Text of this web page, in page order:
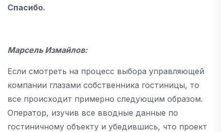
Спасибо.
Марсель Измайлов:
Если смотреть на процесс выбора управляющей
компании глазами собственника гостиницы, то
все происходит примерно следующим образом.
Оператор, изучив все вводные данные по
гостиничному объекту и убедившись, что проект